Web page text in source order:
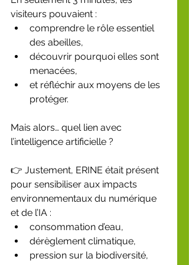
visiteurs pouvaient :
comprendre le rôle essentiel
des abeilles,
découvrir pourquoi elles sont
menacées,
et réfléchir aux moyens de les
protéger.
Mais alors… quel lien avec
l’intelligence artificielle ?
👉 Justement, ERINE était présent
pour sensibiliser aux impacts
environnementaux du numérique
et de l’IA :
consommation d’eau,
dérèglement climatique,
pression sur la biodiversité,